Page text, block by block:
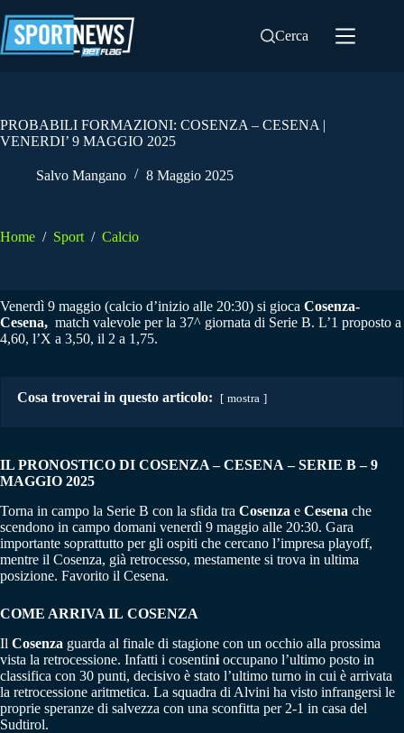
al
contenuto
Cerca
PROBABILI FORMAZIONI: COSENZA – CESENA |
VENERDI’ 9 MAGGIO 2025
Salvo Mangano 8 Maggio 2025
Home / Sport / Calcio
Venerdì 9 maggio (calcio d’inizio alle 20:30) si gioca Cosenza-
Cesena, match valevole per la 37^ giornata di Serie B. L’1 proposto a
4,60, l’X a 3,50, il 2 a 1,75.
Cosa troverai in questo articolo: mostra
IL PRONOSTICO DI COSENZA – CESENA – SERIE B – 9
MAGGIO 2025
Torna in campo la Serie B con la sfida tra Cosenza e Cesena che
scendono in campo domani venerdì 9 maggio alle 20:30. Gara
importante soprattutto per gli ospiti che cercano l’impresa playoff,
mentre il Cosenza, già retrocesso, mestamente si trova in ultima
posizione. Favorito il Cesena.
COME ARRIVA IL COSENZA
Il Cosenza guarda al finale di stagione con un occhio alla prossima
vista la retrocessione. Infatti i cosentini occupano l’ultimo posto in
classifica con 30 punti, decisivo è stato l’ultimo turno in cui è arrivata
la retrocessione aritmetica. La squadra di Alvini ha visto infrangersi le
proprie speranze di salvezza con una sconfitta per 2-1 in casa del
Sudtirol.